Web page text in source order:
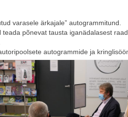
varasele ärkajale” autogrammitund.
põnevat tausta iganädalasest
autogrammide ja